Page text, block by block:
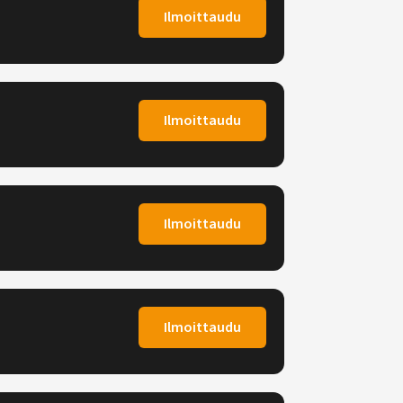
Ilmoittaudu
Ilmoittaudu
Ilmoittaudu
Ilmoittaudu